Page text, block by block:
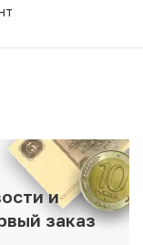
и
заказ